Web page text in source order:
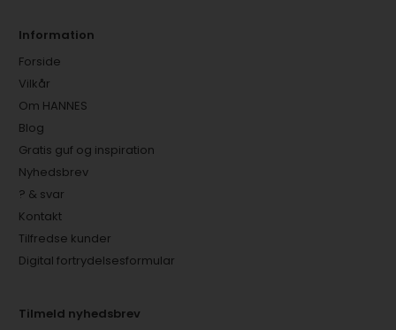
Information
Forside
Vilkår
Om HANNES
Blog
Gratis guf og inspiration
Nyhedsbrev
? & svar
Kontakt
Tilfredse kunder
Digital fortrydelsesformular
Tilmeld nyhedsbrev